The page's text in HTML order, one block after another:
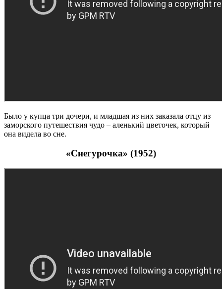
Было у купца три дочери, и младшая из них заказала отцу из
заморского путешествия чудо – аленький цветочек, который
она видела во сне.
«Снегурочка» (1952)